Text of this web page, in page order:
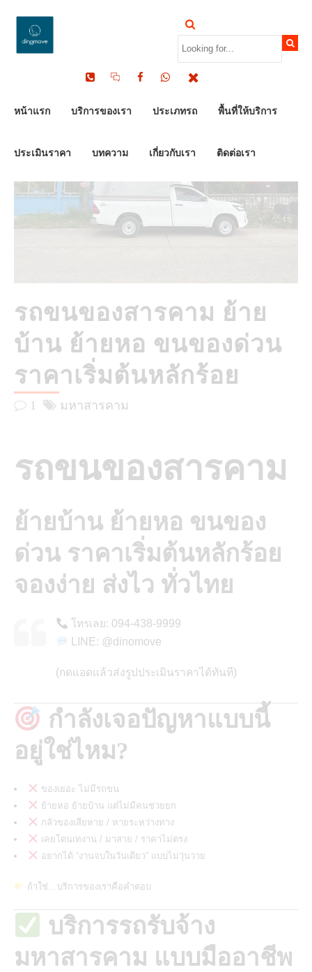
หน้าแรก บริการของเรา ประเภทรถ พื้นที่ให้บริการ
ประเมินราคา บทความ เกี่ยวกับเรา ติดต่อเรา
รถขนของสารคาม ย้าย
บ้าน ย้ายหอ ขนของด่วน
ราคาเริ่มต้นหลักร้อย
1 มหาสารคาม
รถขนของสารคาม
ย้ายบ้าน ย้ายหอ ขนของ
ด่วน ราคาเริ่มต้นหลักร้อย
จองง่าย ส่งไว ทั่วไทย
โทรเลย: 094-438-9999
LINE: @dinomove
(กดแอดแล้วส่งรูปประเมินราคาได้ทันที)
กำลังเจอปัญหาแบบนี้
อยู่ใช่ไหม?
ของเยอะ ไม่มีรถขน
ย้ายหอ ย้ายบ้าน แต่ไม่มีคนช่วยยก
กลัวของเสียหาย / หายระหว่างทาง
เคยโดนเทงาน / มาสาย / ราคาไม่ตรง
อยากได้ “งานจบในวันเดียว” แบบไม่วุ่นวาย
ถ้าใช่…บริการของเราคือคำตอบ
บริการรถรับจ้าง
มหาสารคาม แบบมืออาชีพ